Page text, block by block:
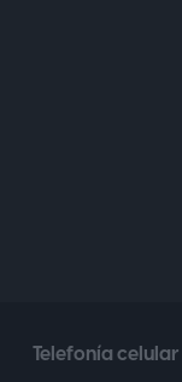
Telefonía celular